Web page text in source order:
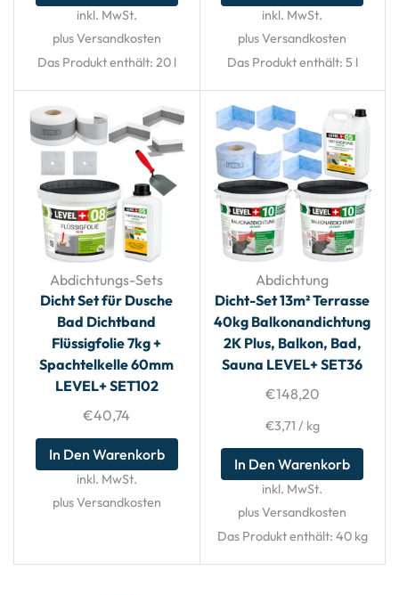
inkl. MwSt.
plus Versandkosten
Das Produkt enthält: 20 l
inkl. MwSt.
plus Versandkosten
Das Produkt enthält: 5 l
Abdichtungs-Sets
Dicht Set für Dusche
Bad Dichtband
Flüssigfolie 7kg +
Spachtelkelle 60mm
LEVEL+ SET102
€40,74
In Den Warenkorb
inkl. MwSt.
plus Versandkosten
Abdichtung
Dicht-Set 13m² Terrasse
40kg Balkonandichtung
2K Plus, Balkon, Bad,
Sauna LEVEL+ SET36
€148,20
€3,71 / kg
In Den Warenkorb
inkl. MwSt.
plus Versandkosten
Das Produkt enthält: 40 kg